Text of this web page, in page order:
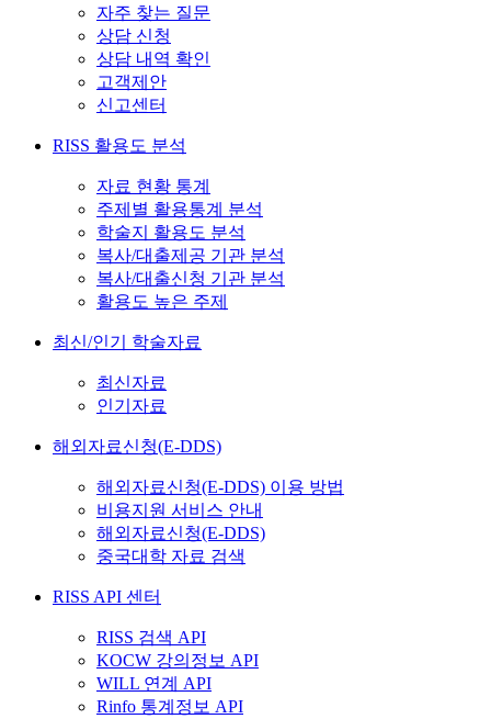
자주 찾는 질문
상담 신청
상담 내역 확인
고객제안
신고센터
RISS 활용도 분석
자료 현황 통계
주제별 활용통계 분석
학술지 활용도 분석
복사/대출제공 기관 분석
복사/대출신청 기관 분석
활용도 높은 주제
최신/인기 학술자료
최신자료
인기자료
해외자료신청(E-DDS)
해외자료신청(E-DDS) 이용 방법
비용지원 서비스 안내
해외자료신청(E-DDS)
중국대학 자료 검색
RISS API 센터
RISS 검색 API
KOCW 강의정보 API
WILL 연계 API
Rinfo 통계정보 API